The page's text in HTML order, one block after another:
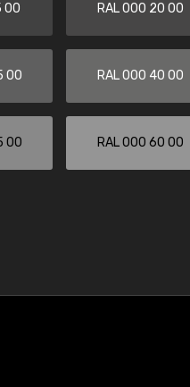
00 RAL 000 20 00
00 RAL 000 40 00
00 RAL 000 60 00